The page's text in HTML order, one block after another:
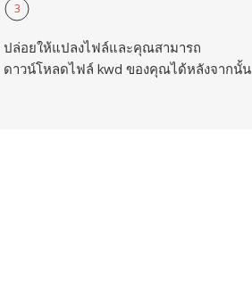
3
ปล่อยให้แปลงไฟล์และคุณสามารถ
ดาวน์โหลดไฟล์ kwd ของคุณได้หลังจากนั้น